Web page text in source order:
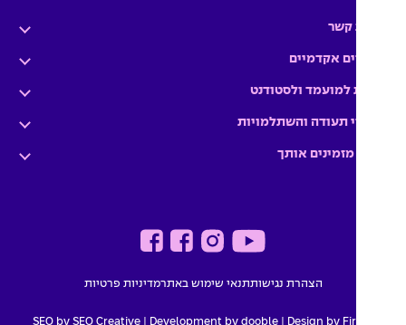
אקדמיים
למועמד ולסטודנט
תעודה והשתלמויות
מזמינים אותך
הצהרת נגישותתנאי שימוש באתרמדיניות פרטיות
Design by
Development by dooble
|
SEO by SEO Creative